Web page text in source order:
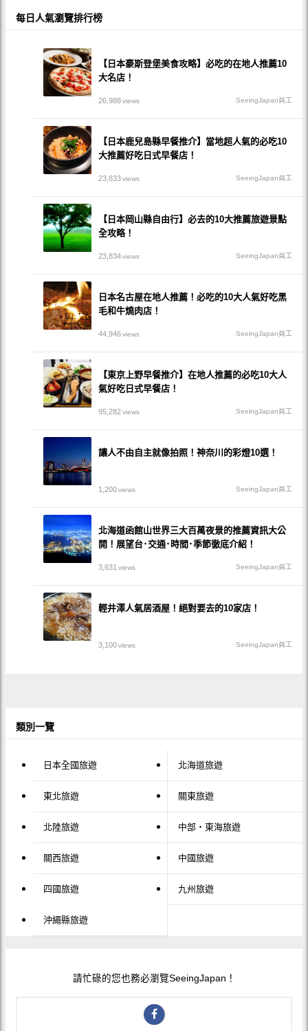
每日人氣瀏覽排行榜
【日本豪斯登堡美食攻略】必吃的在地人推薦10
大名店！
26,988views SeeingJapan員工
【日本鹿兒島縣早餐推介】當地超人氣的必吃10
大推薦好吃日式早餐店！
23,833views SeeingJapan員工
【日本岡山縣自由行】必去的10大推薦旅遊景點
全攻略！
23,834views SeeingJapan員工
日本名古屋在地人推薦！必吃的10大人氣好吃黑
毛和牛燒肉店！
44,946views SeeingJapan員工
【東京上野早餐推介】在地人推薦的必吃10大人
氣好吃日式早餐店！
95,282views SeeingJapan員工
讓人不由自主就像拍照！神奈川的彩燈10選！
1,200views SeeingJapan員工
北海道函館山世界三大百萬夜景的推薦資訊大公
開！展望台･交通･時間･季節徹底介紹！
3,631 views SeeingJapan員工
輕井澤人氣居酒屋！絕對要去的10家店！
3,100views SeeingJapan員工
類別一覽
日本全國旅遊 北海道旅遊
東北旅遊 關東旅遊
北陸旅遊 中部・東海旅遊
關西旅遊 中國旅遊
四國旅遊 九州旅遊
沖繩縣旅遊
請忙碌的您也務必瀏覽SeeingJapan！